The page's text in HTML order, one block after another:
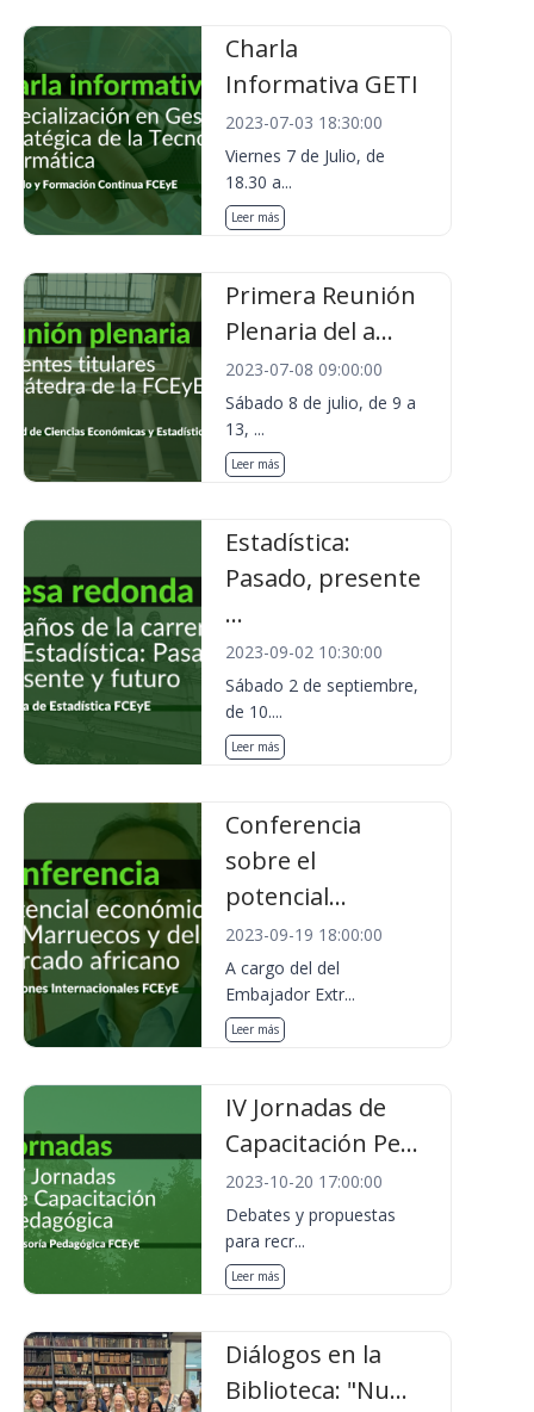
Charla
Informativa GETI
2023-07-03 18:30:00
Viernes 7 de Julio, de
18.30 a...
Leer más
Primera Reunión
Plenaria del a...
2023-07-08 09:00:00
Sábado 8 de julio, de 9 a
13, ...
Leer más
Estadística:
Pasado, presente
...
2023-09-02 10:30:00
Sábado 2 de septiembre,
de 10....
Leer más
Conferencia
sobre el
potencial...
2023-09-19 18:00:00
A cargo del del
Embajador Extr...
Leer más
IV Jornadas de
Capacitación Pe...
2023-10-20 17:00:00
Debates y propuestas
para recr...
Leer más
Diálogos en la
Biblioteca: "Nu...